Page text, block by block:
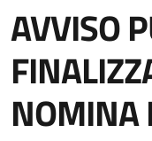
AVVISO
NOMINA